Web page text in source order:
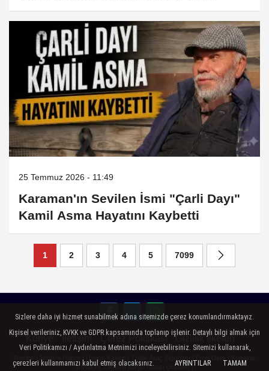
25 Temmuz 2026 - 11:49
Karaman'ın Sevilen İsmi "Çarli Dayı"
Kamil Asma Hayatını Kaybetti
1 2 3 4 5 7099
Künye İletişim Çerez Politikası Gizlilik İlkeleri
|uyap eş zamanlı sorgu hatası çözümü |
Sizlere daha iyi hizmet sunabilmek adına sitemizde çerez konumlandırmaktayız.
Kişisel verileriniz, KVKK ve GDPR kapsamında toplanıp işlenir. Detaylı bilgi almak için
Veri Politikamızı / Aydınlatma Metnimizi inceleyebilirsiniz. Sitemizi kullanarak,
çerezleri kullanmamızı kabul etmiş olacaksınız.
AYRINTILAR TAMAM